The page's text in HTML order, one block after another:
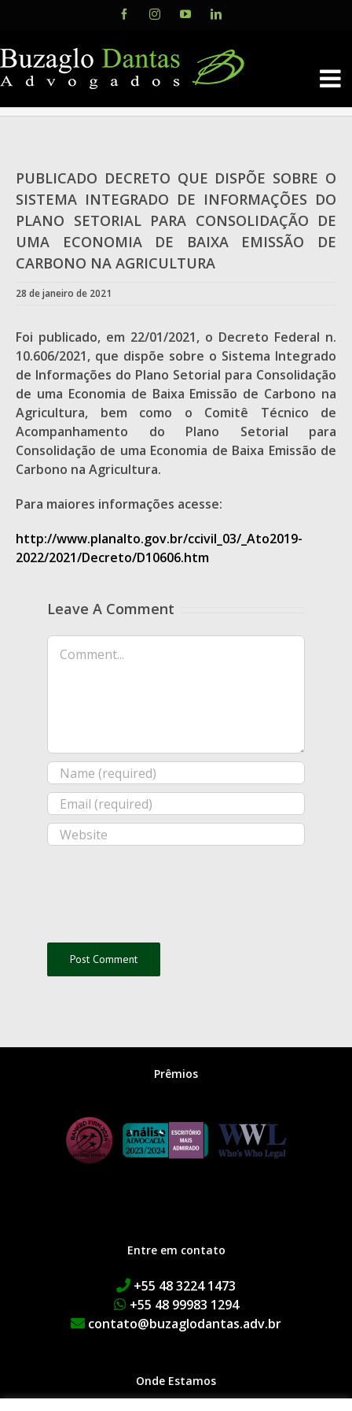
content
FacebookInstagramYouTubeLinkedIn
PUBLICADO DECRETO QUE DISPÕE SOBRE O
SISTEMA INTEGRADO DE INFORMAÇÕES DO
PLANO SETORIAL PARA CONSOLIDAÇÃO DE
UMA ECONOMIA DE BAIXA EMISSÃO DE
CARBONO NA AGRICULTURA
28 de janeiro de 2021
Foi publicado, em 22/01/2021, o Decreto Federal n.
10.606/2021, que dispõe sobre o Sistema Integrado
de Informações do Plano Setorial para Consolidação
de uma Economia de Baixa Emissão de Carbono na
Agricultura, bem como o Comitê Técnico de
Acompanhamento do Plano Setorial para
Consolidação de uma Economia de Baixa Emissão de
Carbono na Agricultura.
Para maiores informações acesse:
http://www.planalto.gov.br/ccivil_03/_Ato2019-
2022/2021/Decreto/D10606.htm
Leave A Comment
Comment
Prêmios
Entre em contato
+55 48 3224 1473
+55 48 99983 1294
contato@buzaglodantas.adv.br
Onde Estamos